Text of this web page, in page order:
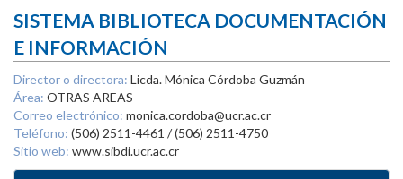
SISTEMA BIBLIOTECA DOCUMENTACIÓN
E INFORMACIÓN
Director o directora: Licda. Mónica Córdoba Guzmán
Área: OTRAS AREAS
Correo electrónico: monica.cordoba@ucr.ac.cr
Teléfono: (506) 2511-4461 / (506) 2511-4750
Sitio web: www.sibdi.ucr.ac.cr